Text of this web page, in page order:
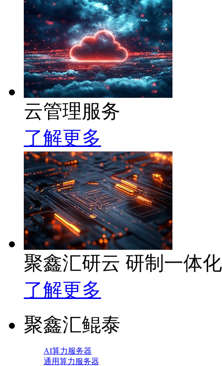
云管理服务
了解更多
聚鑫汇研云 研制一体
了解更多
聚鑫汇鲲泰
AI算力服务器
通用算力服务器